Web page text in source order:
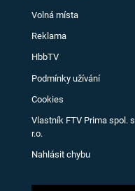
Volná místa
Reklama
HbbTV
Podmínky užívání
Cookies
Vlastník FTV Prima spol. s
r.o.
Nahlásit chybu